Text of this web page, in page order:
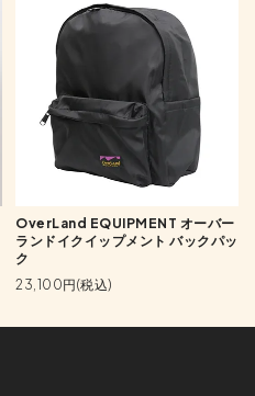
OverLand EQUIPMENT オーバー
ランドイクイップメント バックパッ
ク
23,100円(税込)